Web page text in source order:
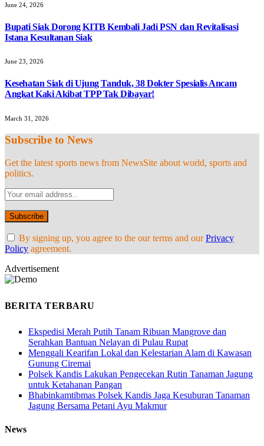
June 24, 2026
Bupati Siak Dorong KITB Kembali Jadi PSN dan Revitalisasi
Istana Kesultanan Siak
June 23, 2026
Kesehatan Siak di Ujung Tanduk, 38 Dokter Spesialis Ancam
Angkat Kaki Akibat TPP Tak Dibayar!
March 31, 2026
Subscribe to News
Get the latest sports news from NewsSite about world, sports and
politics.
By signing up, you agree to the our terms and ourPrivacy
Policy agreement.
Advertisement
BERITA TERBARU
Ekspedisi Merah Putih Tanam Ribuan Mangrove dan
Serahkan Bantuan Nelayan di Pulau Rupat
Menggali Kearifan Lokal dan Kelestarian Alam di Kawasan
Gunung Ciremai
Polsek Kandis Lakukan Pengecekan Rutin Tanaman Jagung
untuk Ketahanan Pangan
Bhabinkamtibmas Polsek Kandis Jaga Kesuburan Tanaman
Jagung Bersama Petani Ayu Makmur
News